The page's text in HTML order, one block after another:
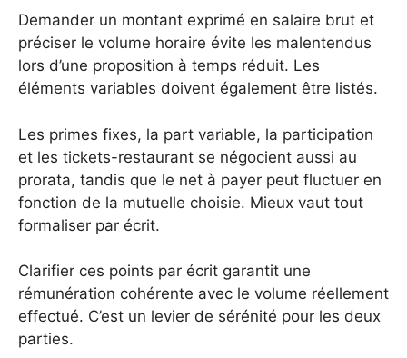
Demander un montant exprimé en salaire brut et
préciser le volume horaire évite les malentendus
lors d’une proposition à temps réduit. Les
éléments variables doivent également être listés.
Les primes fixes, la part variable, la participation
et les tickets-restaurant se négocient aussi au
prorata, tandis que le net à payer peut fluctuer en
fonction de la mutuelle choisie. Mieux vaut tout
formaliser par écrit.
Clarifier ces points par écrit garantit une
rémunération cohérente avec le volume réellement
effectué. C’est un levier de sérénité pour les deux
parties.